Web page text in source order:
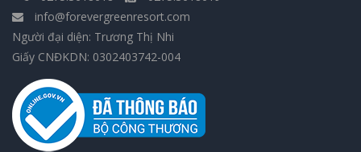
info@forevergreenresort.com
Người đại diện: Trương Thị Nhi
Giấy CNĐKDN: 0302403742-004